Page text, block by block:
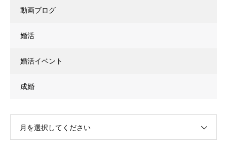
動画ブログ
婚活
婚活イベント
成婚
月を選択してください